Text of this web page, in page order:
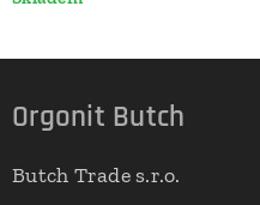
Orgonit Butch
Butch Trade s.r.o.